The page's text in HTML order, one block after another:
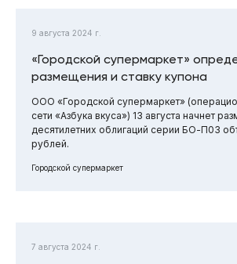
9 августа 2024 г.
«Городской супермаркет»
размещения и ставку купона
ООО «Городской супермаркет»
сети «Азбука вкуса») 13 августа начнет
десятилетних облигаций серии БО-П03
рублей.
Городской супермаркет
7 августа 2024 г.